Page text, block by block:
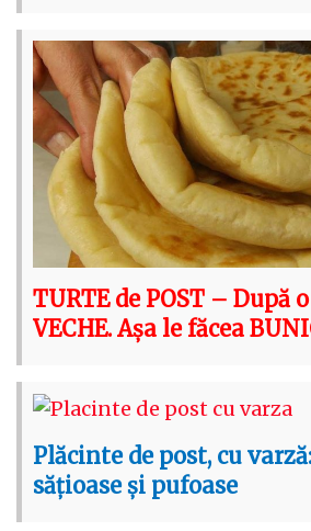
TURTE de POST – După
VECHE. Așa le făcea
Plăcinte de post, cu
sățioase și pufoase